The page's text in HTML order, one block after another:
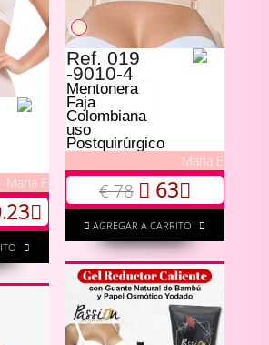
Ref. 019
-9010-4
Mentonera
Faja
Colombiana
uso
Postquirúrgico
Maria E
€ 78 63
AGREGAR A CARRITO
Maria E